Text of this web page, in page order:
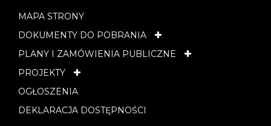
MAPA STRONY
DOKUMENTY DO POBRANIA
PLANY I ZAMÓWIENIA PUBLICZNE
PROJEKTY
OGŁOSZENIA
DEKLARACJA DOSTĘPNOŚCI